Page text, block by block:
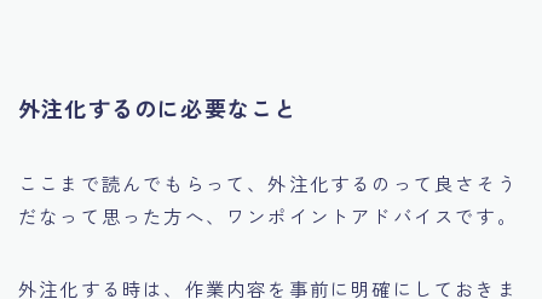
外注化するのに必要なこと
ここまで読んでもらって、外注化するのって良さそう
だなって思った方へ、ワンポイントアドバイスです。
外注化する時は、作業内容を事前に明確にしておきま